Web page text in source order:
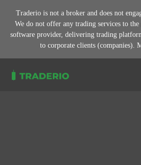
Traderio is not a broker and does not
We do not offer any trading services to
software provider, delivering trading
to corporate clients (companies).